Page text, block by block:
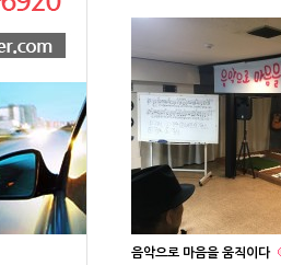
음악으로 마음을 움직이다